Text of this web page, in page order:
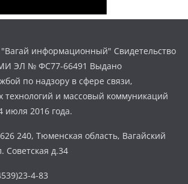
"Вагай информационный" Свидетельство
ЭЛ № ФС77-66491 Выдано
по надзору в сфере связи,
и массовый коммуникаций
июля 2016 года.
240, Тюменская область, Вагайский
Советская д.34
4-83